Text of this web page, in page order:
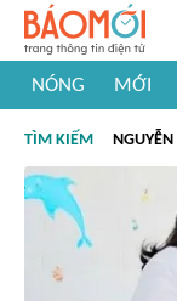
NÓNG MỚI
#Khám phá thế giới
TÌM KIẾM